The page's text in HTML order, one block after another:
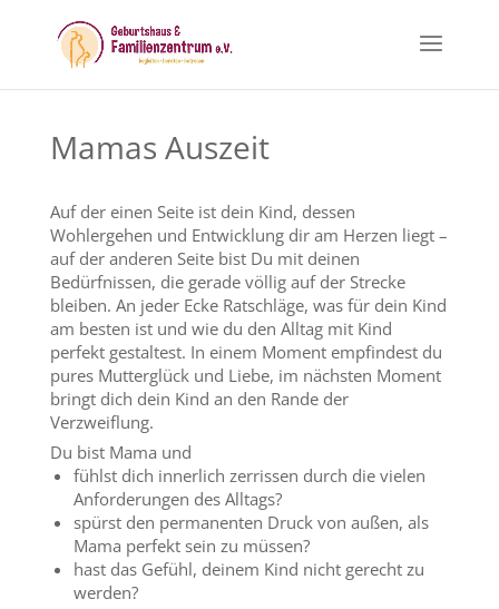
Mamas Auszeit
Auf der einen Seite ist dein Kind, dessen
Wohlergehen und Entwicklung dir am Herzen liegt –
auf der anderen Seite bist Du mit deinen
Bedürfnissen, die gerade völlig auf der Strecke
bleiben. An jeder Ecke Ratschläge, was für dein Kind
am besten ist und wie du den Alltag mit Kind
perfekt gestaltest. In einem Moment empfindest du
pures Mutterglück und Liebe, im nächsten Moment
bringt dich dein Kind an den Rande der
Verzweiflung.
Du bist Mama und
fühlst dich innerlich zerrissen durch die vielen
Anforderungen des Alltags?
spürst den permanenten Druck von außen, als
Mama perfekt sein zu müssen?
hast das Gefühl, deinem Kind nicht gerecht zu
werden?